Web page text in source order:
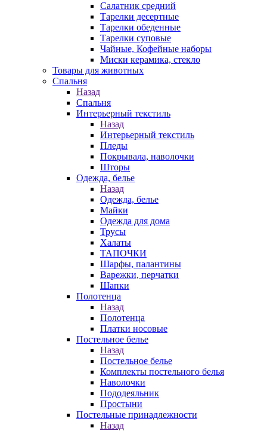
Салатник средний
Тарелки десертные
Тарелки обеденные
Тарелки суповые
Чайные, Кофейные наборы
Миски керамика, стекло
Товары для животных
Спальня
Назад
Спальня
Интерьерный текстиль
Назад
Интерьерный текстиль
Пледы
Покрывала, наволочки
Шторы
Одежда, белье
Назад
Одежда, белье
Майки
Одежда для дома
Трусы
Халаты
ТАПОЧКИ
Шарфы, палантины
Варежки, перчатки
Шапки
Полотенца
Назад
Полотенца
Платки носовые
Постельное белье
Назад
Постельное белье
Комплекты постельного белья
Наволочки
Пододеяльник
Простыни
Постельные принадлежности
Назад